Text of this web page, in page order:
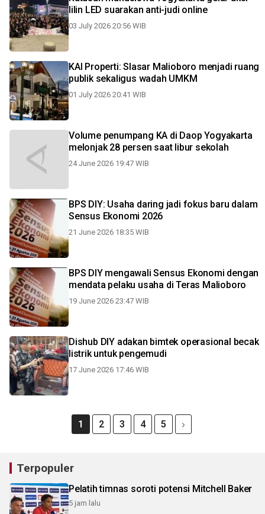
lilin LED suarakan anti-judi online
03 July 2026 20:56 WIB
KAI Properti: Slasar Malioboro menjadi ruang
publik sekaligus wadah UMKM
01 July 2026 20:41 WIB
Volume penumpang KA di Daop Yogyakarta
melonjak 28 persen saat libur sekolah
24 June 2026 19:47 WIB
BPS DIY: Usaha daring jadi fokus baru dalam
Sensus Ekonomi 2026
21 June 2026 18:35 WIB
BPS DIY mengawali Sensus Ekonomi dengan
mendata pelaku usaha di Teras Malioboro
19 June 2026 23:47 WIB
Dishub DIY adakan bimtek operasional becak
listrik untuk pengemudi
17 June 2026 17:46 WIB
1 2 3 4 5
Terpopuler
Pelatih timnas soroti potensi Mitchell Baker
5 jam lalu